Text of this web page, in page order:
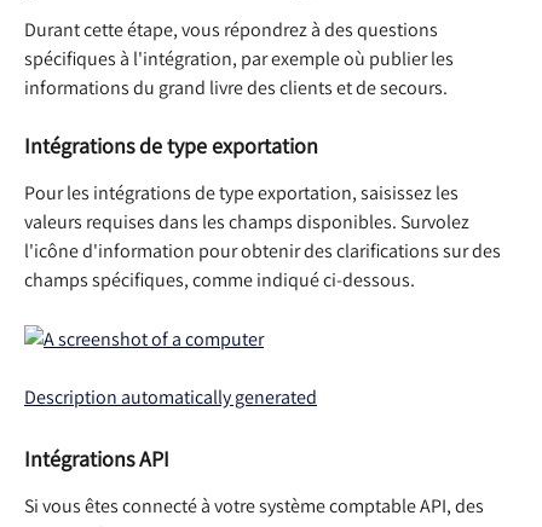
Durant cette étape, vous répondrez à des questions
spécifiques à l'intégration, par exemple où publier les
informations du grand livre des clients et de secours.
Intégrations de type exportation
Pour les intégrations de type exportation, saisissez les
valeurs requises dans les champs disponibles. Survolez
l'icône d'information pour obtenir des clarifications sur des
champs spécifiques, comme indiqué ci-dessous.
Intégrations API
Si vous êtes connecté à votre système comptable API, des